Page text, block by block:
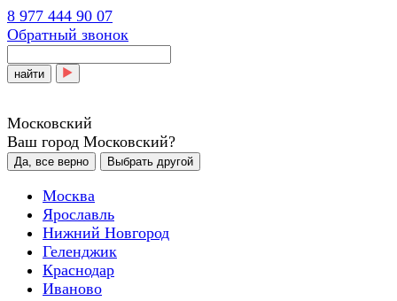
8 977 444 90 07
Обратный звонок
найти
Московский
Ваш город Московский?
Да, все верно Выбрать другой
Москва
Ярославль
Нижний Новгород
Геленджик
Краснодар
Иваново